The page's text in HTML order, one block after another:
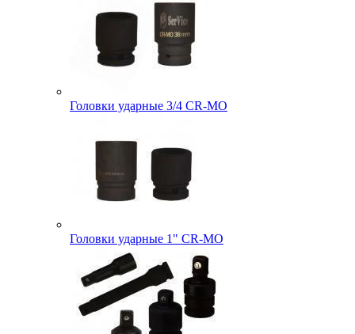
Головки ударные 3/4 CR-MO
Головки ударные 1" CR-MO